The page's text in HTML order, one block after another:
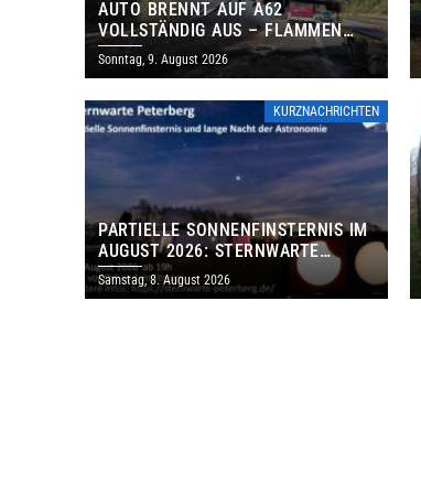
AUTO BRENNT AUF A62
VOLLSTÄNDIG AUS – FLAMMEN
GREIFEN AUF BÖSCHUNG ÜBER
Sonntag, 9. August 2026
KURZNACHRICHTEN
PARTIELLE SONNENFINSTERNIS IM
AUGUST 2026: STERNWARTE
PETERBERG ÖFFNET KOSTENLOS
IHRE TORE
Samstag, 8. August 2026